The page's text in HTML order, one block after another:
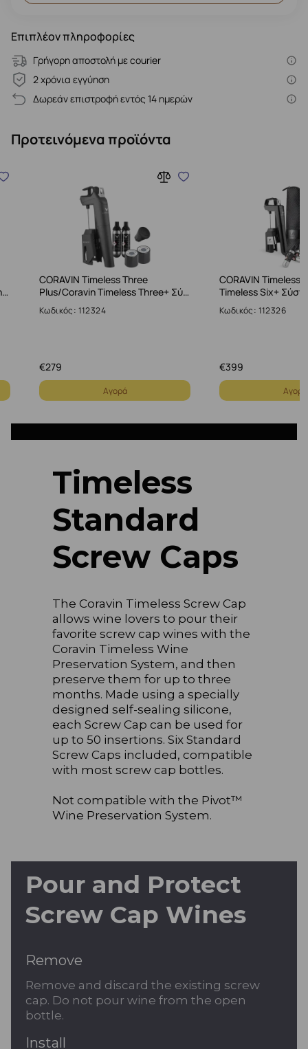
Επιπλέον πληροφορίες
Γρήγορη αποστολή με courier
2 χρόνια εγγύηση
Δωρεάν επιστροφή εντός 14 ημερών
Προτεινόμενα προϊόντα
CORAVIN Timeless Three
Plus/Coravin Timeless Three+ Σύ…
Κωδικός: 112324
279
€
Αγορά
CORAVIN Timeless
Timeless Six+
Κωδικός: 112326
399
€
Αγορά
Timeless
Standard
Screw Caps
The Coravin Timeless Screw Cap
allows wine lovers to pour their
favorite screw cap wines with the
Coravin Timeless Wine
Preservation System, and then
preserve them for up to three
months. Made using a specially
designed self-sealing silicone,
each Screw Cap can be used for
up to 50 insertions. Six Standard
Screw Caps included, compatible
with most screw cap bottles.
Not compatible with the Pivot™
Wine Preservation System.
Pour and Protect
Screw Cap Wines
Remove
Remove and discard the existing screw
cap. Do not pour wine from the open
bottle.
Install